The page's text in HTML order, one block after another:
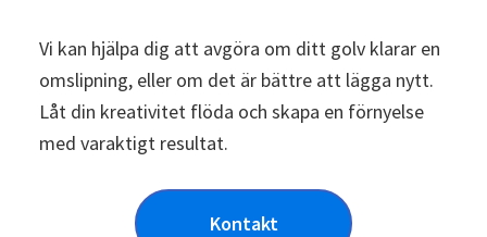
Vi kan hjälpa dig att avgöra om ditt golv klarar en
omslipning, eller om det är bättre att lägga nytt.
Låt din kreativitet flöda och skapa en förnyelse
med varaktigt resultat.
Kontakt